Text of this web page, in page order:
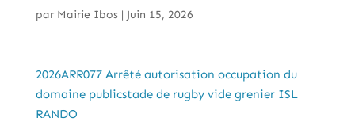
par Mairie Ibos| Juin 15, 2026
2026ARR077 Arrêté autorisation occupation du
domaine publicstade de rugby vide grenier ISL
RANDO